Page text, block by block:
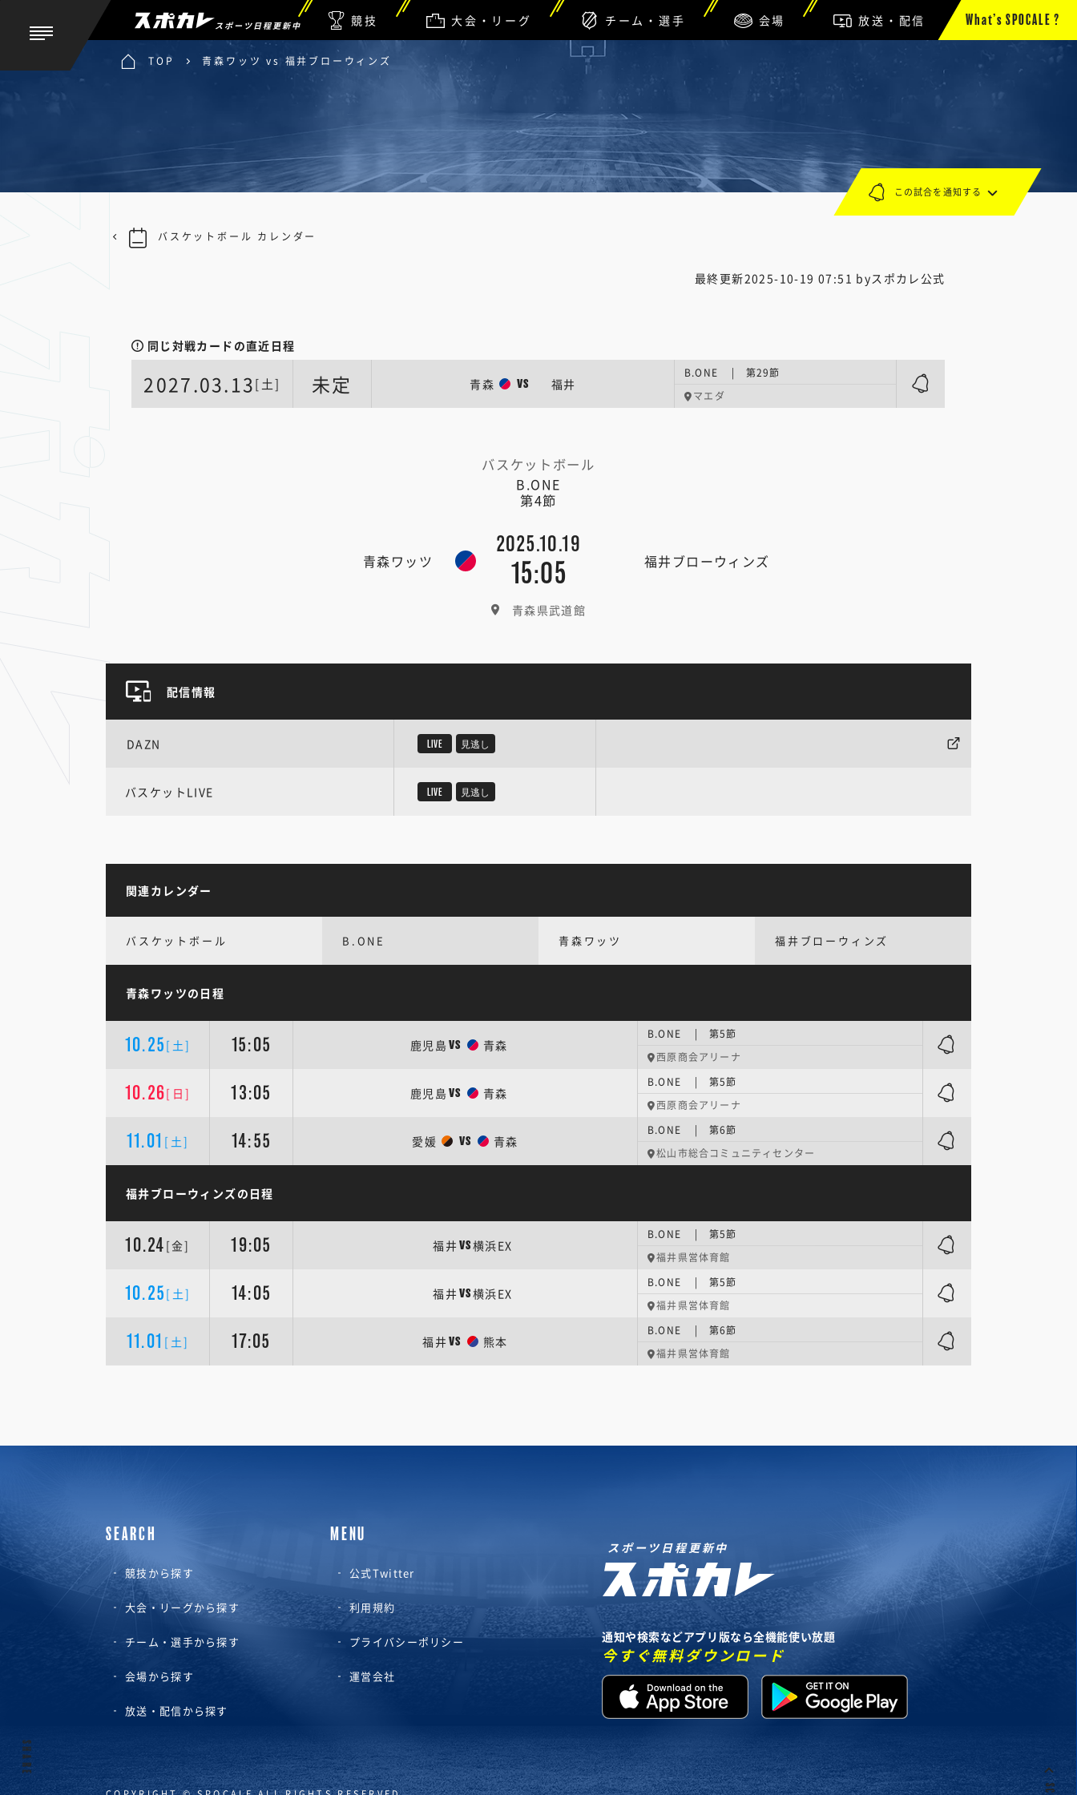
スポーツ日程更新中 競技 大会・リーグ チーム・選手 会場 放送・配信 What’s SPOCALE ?
TOP 青森ワッツ vs 福井ブローウィンズ
最終更新2025-10-19 07:51 byスポカレ公式
同じ対戦カードの直近日程
2027.03.13[土] 未定 青森 VS 福井
B.ONE | 第29節
マエダ
バスケットボール
B.ONE
第4節
青森ワッツ
2025.10.19
15:05 福井ブローウィンズ
青森県武道館
この試合を通知する
バスケットボール カレンダー
配信情報
DAZN LIVE 見逃し
バスケットLIVE LIVE 見逃し
関連カレンダー
バスケットボール B.ONE 青森ワッツ 福井ブローウィンズ
青森ワッツの日程
10.25 [土] 15:05 鹿児島VS 青森
B.ONE | 第5節
西原商会アリーナ
10.26[日] 13:05 鹿児島VS 青森
B.ONE | 第5節
西原商会アリーナ
11.01 [土] 14:55 愛媛 VS 青森
B.ONE | 第6節
松山市総合コミュニティセンター
福井ブローウィンズの日程
10.24 [金] 19:05 福井VS横浜EX
B.ONE | 第5節
福井県営体育館
10.25 [土] 14:05 福井VS横浜EX
B.ONE | 第5節
福井県営体育館
11.01 [土] 17:05 福井VS 熊本
B.ONE | 第6節
福井県営体育館
SEARCH
競技から探す
大会・リーグから探す
チーム・選手から探す
会場から探す
放送・配信から探す
MENU
公式Twitter
利用規約
プライバシーポリシー
運営会社
スポーツ日程更新中
通知や検索などアプリ版なら全機能使い放題
今すぐ無料ダウンロード
SHARE